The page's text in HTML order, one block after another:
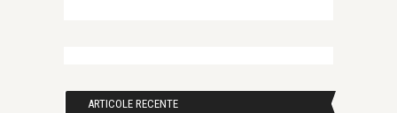
ARTICOLE RECENTE